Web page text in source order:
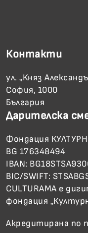
Контакти
ул. „Княз
София, 1000
България
Дарителска
Фондация
BG 176348494
IBAN:
BIC/SWIFT:
CULTURAMA е
фондация
Акредитирана по